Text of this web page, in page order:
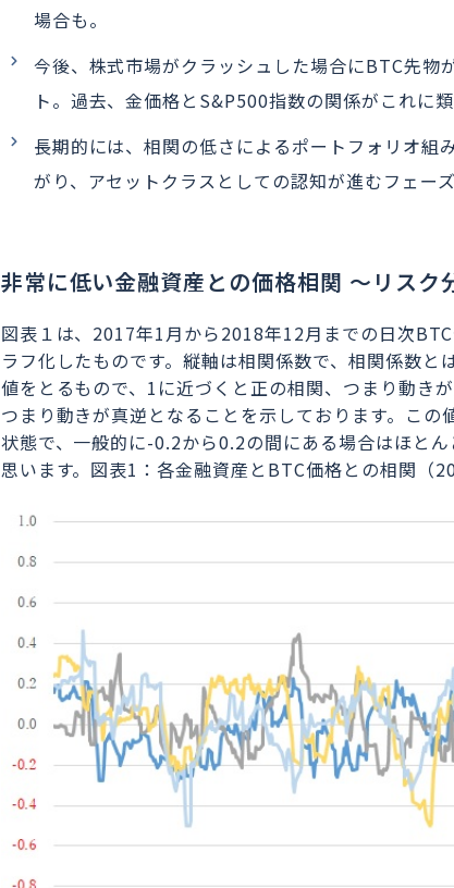
場合も。
今後、株式市場がクラッシュした場合にBTC先物
ト。過去、金価格とS&P500指数の関係がこれに類
長期的には、相関の低さによるポートフォリオ組
がり、アセットクラスとしての認知が進むフェー
非常に低い金融資産との価格相関 ～リスク
図表１は、2017年1月から2018年12月までの日次
ラフ化したものです。縦軸は相関係数で、相関係数
値をとるもので、1に近づくと正の相関、つまり動き
つまり動きが真逆となることを示しております。こ
状態で、一般的に-0.2から0.2の間にある場合はほと
思います。図表1：各金融資産とBTC価格との相関（